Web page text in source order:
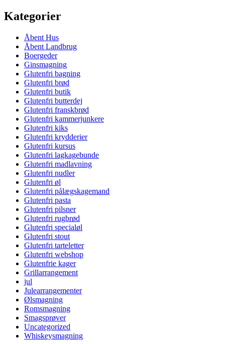
Kategorier
Åbent Hus
Åbent Landbrug
Boergeder
Ginsmagning
Glutenfri bagning
Glutenfri brød
Glutenfri butik
Glutenfri butterdej
Glutenfri franskbrød
Glutenfri kammerjunkere
Glutenfri kiks
Glutenfri krydderier
Glutenfri kursus
Glutenfri lagkagebunde
Glutenfri madlavning
Glutenfri nudler
Glutenfri øl
Glutenfri pålægskagemand
Glutenfri pasta
Glutenfri pilsner
Glutenfri rugbrød
Glutenfri specialøl
Glutenfri stout
Glutenfri tarteletter
Glutenfri webshop
Glutenfrie kager
Grillarrangement
jul
Julearrangementer
Ølsmagning
Romsmagning
Smagsprøver
Uncategorized
Whiskeysmagning